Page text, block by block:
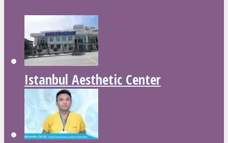
Istanbul Aesthetic Center